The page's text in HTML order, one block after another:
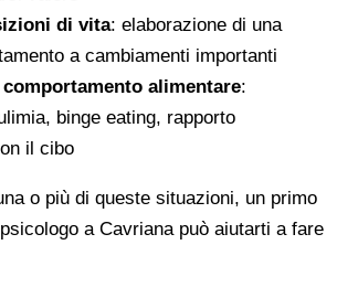
di vita: elaborazione di una
a cambiamenti importanti
alimentare:
binge eating, rapporto
il cibo
o più di queste situazioni, un primo
a Cavriana può aiutarti a fare